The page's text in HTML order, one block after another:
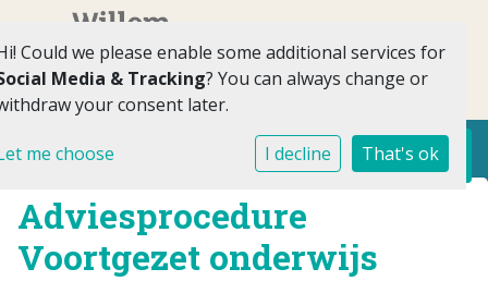
Adviesprocedure
Voortgezet onderwijs
Could we please enable some additional services for
Media & Tracking? You can always change or
your consent later.
me choose I decline That's ok